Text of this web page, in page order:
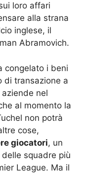
loro affari
alla strana
inglese, il
Abramovich.
congelato i beni
di transazione a
nel
al momento la
non potrà
cose,
giocatori, un
squadre più
League. Ma il